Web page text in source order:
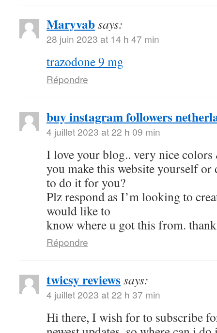
Maryvabsays:
28 juin 2023 at 14 h 47 min
trazodone 9 mg
Répondre
buy instagram followers
4 juillet 2023 at 22 h 09 min
I love your blog.. very nice
you make this website yourself or
to do it for you?
Plz respond as I’m looking to
would like to
know where u got this from.
Répondre
twicsy reviewssays:
4 juillet 2023 at 22 h 37 min
Hi there, I wish for to subscribe